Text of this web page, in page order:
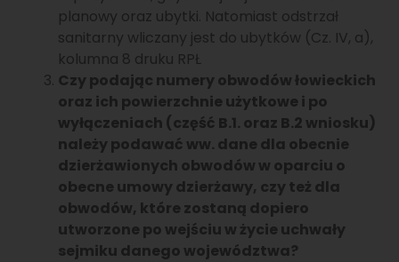
planowy oraz ubytki. Natomiast odstrzał
sanitarny wliczany jest do ubytków (Cz. IV, a),
kolumna 8 druku RPŁ
Czy podając numery obwodów łowieckich
oraz ich powierzchnie użytkowe i po
wyłączeniach (część B.1. oraz B.2 wniosku)
należy podawać ww. dane dla obecnie
dzierżawionych obwodów w oparciu o
obecne umowy dzierżawy, czy też dla
obwodów, które zostaną dopiero
utworzone po wejściu w życie uchwały
sejmiku danego województwa?